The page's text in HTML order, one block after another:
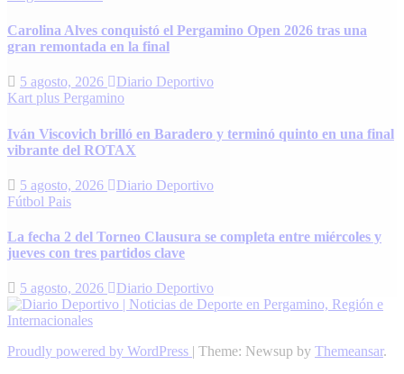
Carolina Alves conquistó el Pergamino Open 2026 tras una
gran remontada en la final
5 agosto, 2026
Diario Deportivo
Kart plus Pergamino
Iván Viscovich brilló en Baradero y terminó quinto en una final
vibrante del ROTAX
5 agosto, 2026
Diario Deportivo
Fútbol Pais
La fecha 2 del Torneo Clausura se completa entre miércoles y
jueves con tres partidos clave
5 agosto, 2026 Diario Deportivo
Proudly powered by WordPress | Theme: Newsup by Themeansar.